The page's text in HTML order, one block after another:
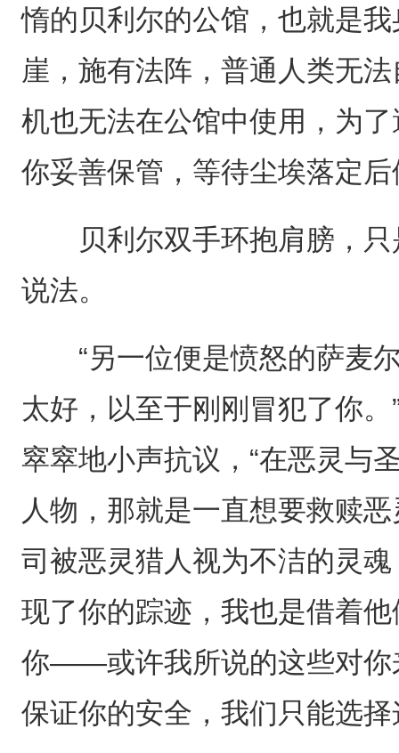
惰的贝利尔的公馆，也就是
崖，施有法阵，普通人类无
机也无法在公馆中使用，为
你妥善保管，等待尘埃落定后
贝利尔双手环抱肩膀，只
说法。
“另一位便是愤怒的萨麦尔
太好，以至于刚刚冒犯了你
窣窣地小声抗议，“在恶灵与
人物，那就是一直想要救赎
司被恶灵猎人视为不洁的灵
现了你的踪迹，我也是借着
你——或许我所说的这些对你
保证你的安全，我们只能选择